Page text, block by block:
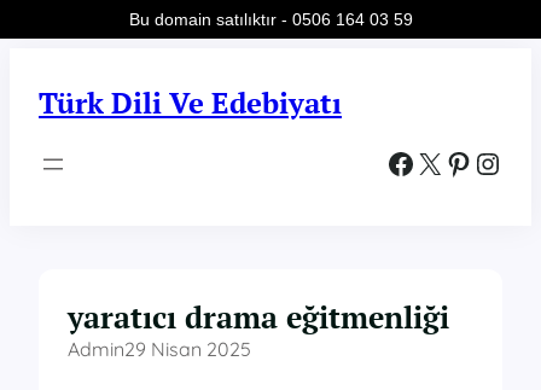
Türk Dili Ve Edebiyatı
Facebook X Pinterest Instagram
yaratıcı drama eğitmenliği
Admin29 Nisan 2025
Bu domain satılıktır - 0506 164 03 59